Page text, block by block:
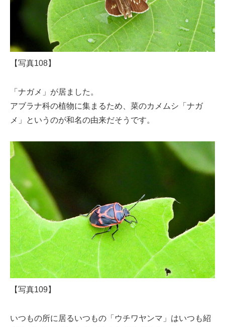
【写真108】
「ナガメ」が居ました。
アブラナ科の植物に集まるため、菜のカメムシ「ナガ
メ」というのが和名の由来だそうです。
【写真109】
いつもの所に居るいつもの「ウチワヤンマ」はいつも紹